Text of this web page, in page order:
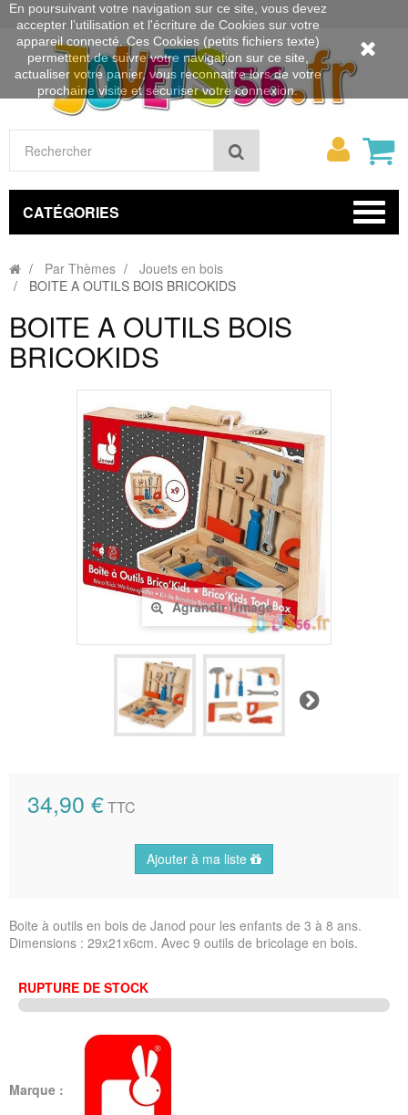
Rechercher
Mon
CATÉGORIES
Par Thèmes
Jouets en bois
BOITE A OUTILS BOIS BRICOKIDS
BOITE A OUTILS BOIS
BRICOKIDS
Agrandir l'image
Suivant
34,90 €TTC
Ajouter à ma liste
Boite à outils en bois de Janod pour les enfants de 3 à 8 ans.
Dimensions : 29x21x6cm. Avec 9 outils de bricolage en bois.
RUPTURE DE STOCK
Marque :
En poursuivant votre navigation sur ce site, vous devez
accepter l’utilisation et l'écriture de Cookies sur votre
appareil connecté. Ces Cookies (petits fichiers texte)
permettent de suivre votre navigation sur ce site,
actualiser votre panier, vous reconnaitre lors de votre
prochaine visite et sécuriser votre connexion.